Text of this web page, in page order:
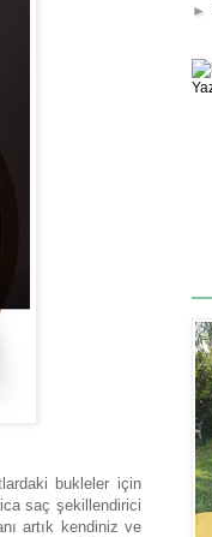
bukleler için
saç şekillendirici
artık kendiniz ve
►